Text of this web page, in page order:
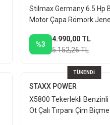
Stilmax Germany 6.5 Hp
Motor Çapa Römork
%3
4.990,00 TL
5.152,26 TL
TÜKENDİ
STAXX POWER
X5800 Tekerlekli
Ot Çalı Tırpanı Çim